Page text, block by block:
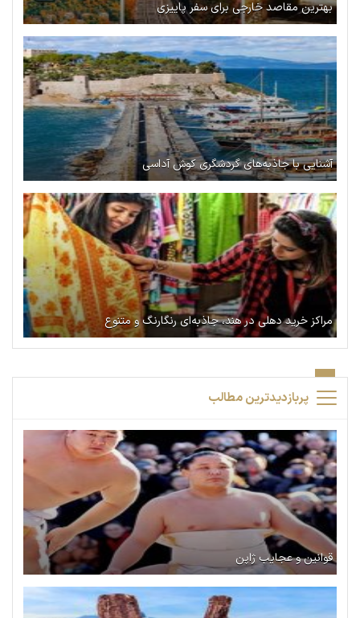
بهترین مقاصد خارجی برای سفر پاییزی
آشنایی با جاذبه‌های گردشگری کوش آداسی
مراکز خرید دهلی در هند، جاذبه‌ای رنگارنگ و متنوع
پربازدیدترین مطالب
قوانین و عجایب ژاپن